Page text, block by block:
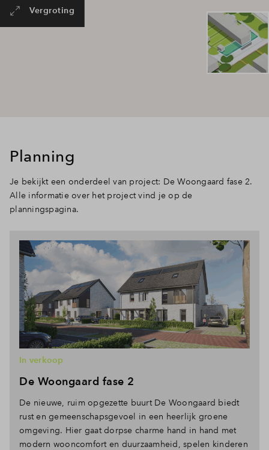
Vergroting
Planning
Je bekijkt een onderdeel van project: De Woongaard fase 2.
Alle informatie over het project vind je op de
planningspagina.
De Woongaard fase 2
In verkoop
De nieuwe, ruim opgezette buurt De Woongaard biedt
rust en gemeenschapsgevoel in een heerlijk groene
omgeving. Hier gaat dorpse charme hand in hand met
modern wooncomfort en duurzaamheid, spelen kinderen